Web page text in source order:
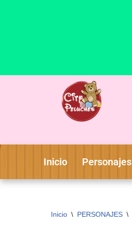
Inicio Personajes
Inicio \ PERSONAJES \